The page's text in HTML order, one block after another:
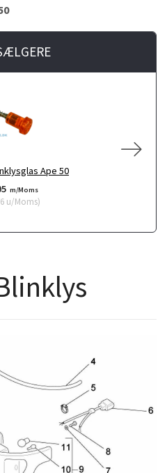
Ape 50
m/Moms
u/Moms)